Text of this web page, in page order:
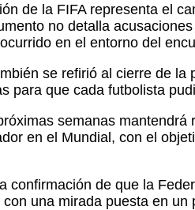
de la FIFA representa el
no detalla
en el entorno del
se refirió al cierre de
para que cada futbolista
semanas
en el Mundial, con el
confirmación de que la
una mirada puesta en